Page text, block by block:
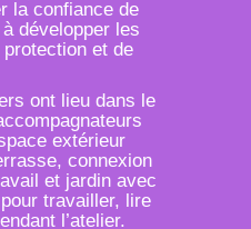
la confiance de
à développer les
et de
ont lieu dans le
extérieur
connexion
et jardin avec
travailler, lire
l’atelier.